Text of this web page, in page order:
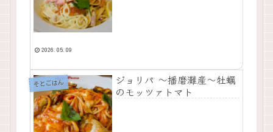
2026.05.09
そとごはん
ジョリパ ～播磨灘産～牡蠣
のモッツァトマト